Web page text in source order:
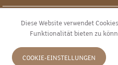
Diese Website verwendet
Funktionalität bieten zu
COOKIE-EINSTELLUNGEN